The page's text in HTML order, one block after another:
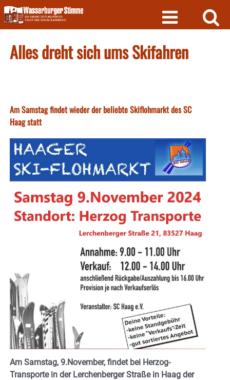
Skip
to
content
Alles dreht sich ums Skifahren
Am Samstag findet wieder der beliebte Skiflohmarkt des SC
Haag statt
Am Samstag, 9.November, findet bei Herzog-
Transporte in der Lerchenberger Straße in Haag der